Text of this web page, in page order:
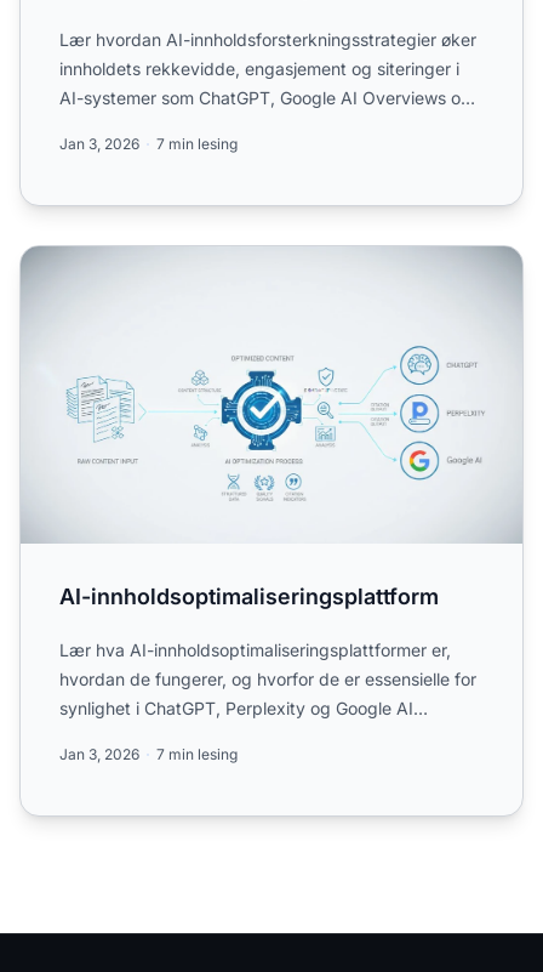
Lær hvordan AI-innholdsforsterkningsstrategier øker
innholdets rekkevidde, engasjement og siteringer i
AI-systemer som ChatGPT, Google AI Overviews og
Jan 3, 2026 7 min lesing
AI-innholdsoptimaliseringsplattform
AI-innholdsoptimaliseringsplattform
Lær hva AI-innholdsoptimaliseringsplattformer er,
hvordan de fungerer, og hvorfor de er essensielle for
synlighet i ChatGPT, Perplexity og Google AI
Jan 3, 2026 7 min lesing